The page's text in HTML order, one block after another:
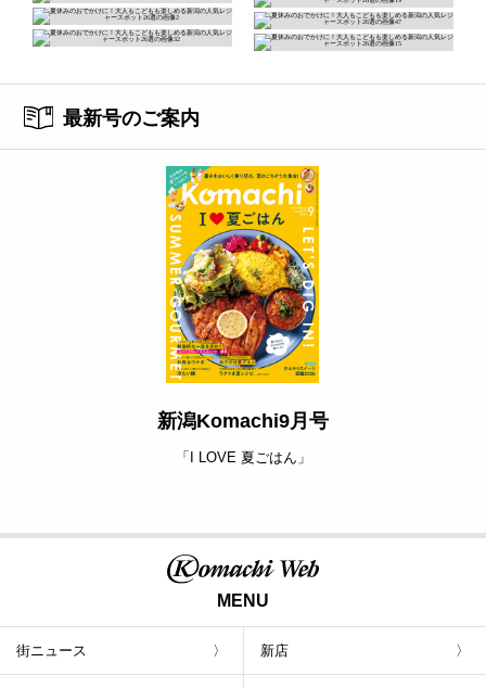
最新号のご案内
新潟Komachi9月号
「I LOVE 夏ごはん」
MENU
街ニュース 新店